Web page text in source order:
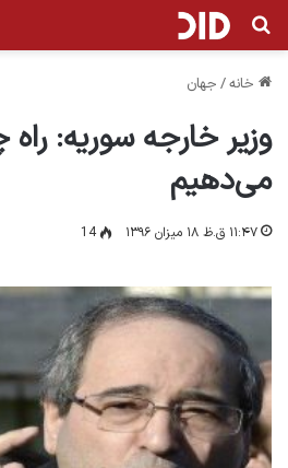
جستجو برای
خانه/ جهان
وزیر خارجه سوریه: راه
می‌دهیم
۱۱:۴۷ ق.ظ ۱۸ میزان ۱۳۹۶ 14